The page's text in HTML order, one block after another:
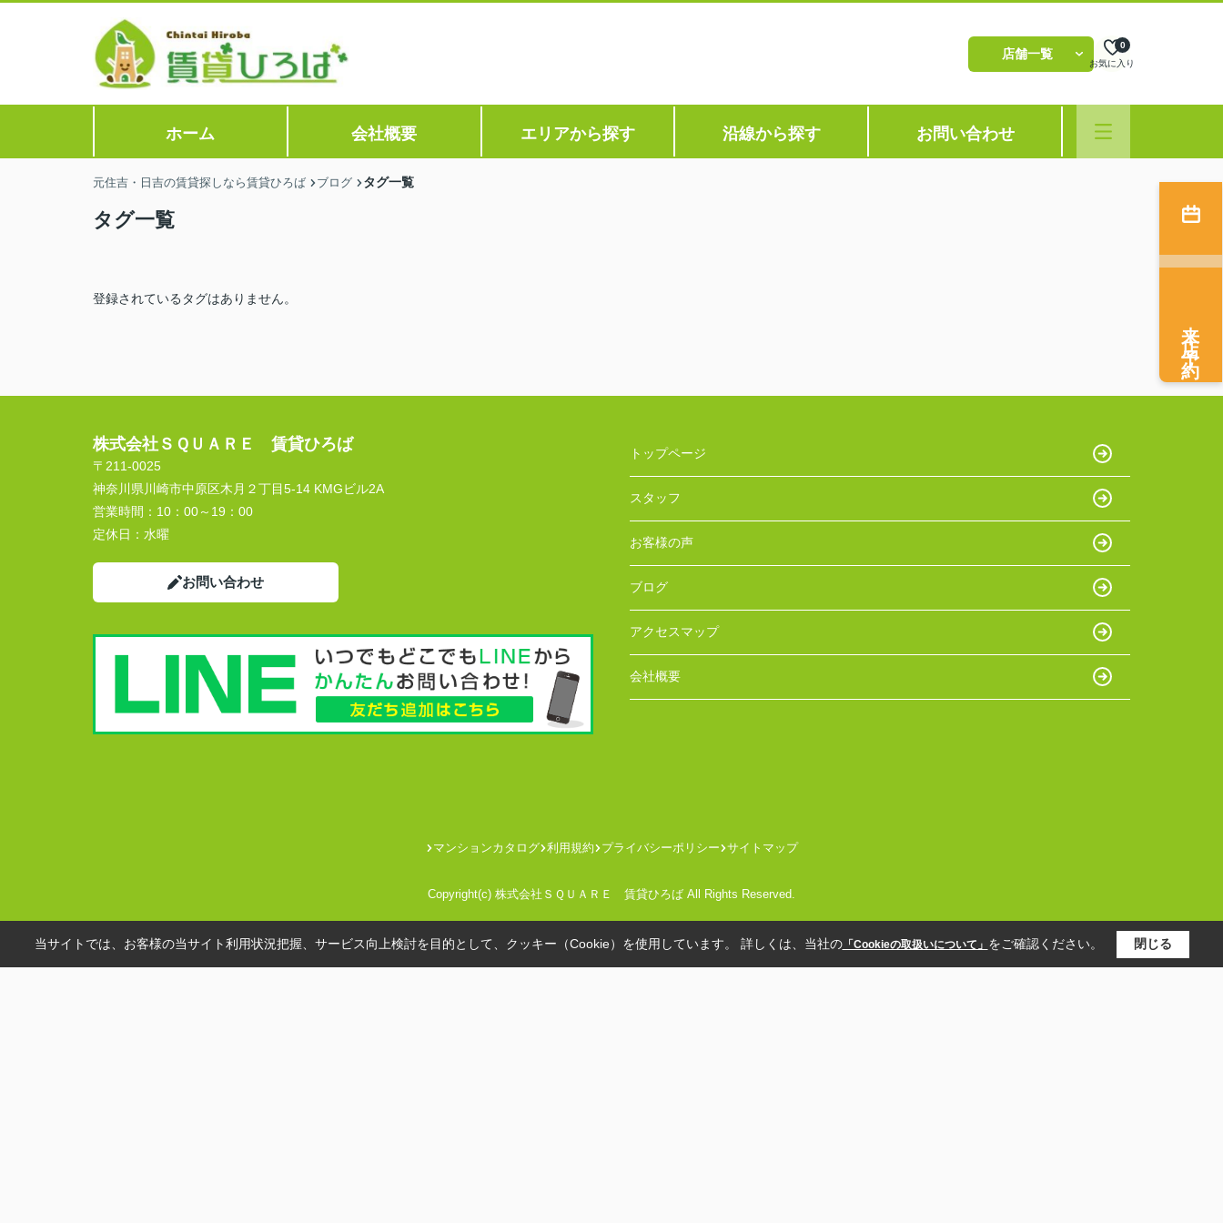
店舗一覧
お気に入り
0
ホーム 会社概要 エリアから探す 沿線から探す お問い合わせ
元住吉・日吉の賃貸探しなら賃貸ひろば ブログ タグ一覧
タグ一覧
登録されているタグはありません。
来店予約
株式会社ＳＱＵＡＲＥ 賃貸ひろば
〒211-0025
神奈川県川崎市中原区木月２丁目5-14 KMGビル2A
営業時間： 10：00～19：00
定休日： 水曜
お問い合わせ
トップページ
スタッフ
お客様の声
ブログ
アクセスマップ
会社概要
マンションカタログ 利用規約 プライバシーポリシー サイトマップ
Copyright(c) 株式会社ＳＱＵＡＲＥ 賃貸ひろば All Rights Reserved.
当サイトでは、お客様の当サイト利用状況把握、サービス向上検討を目的として、クッキー（Cookie）を使用しています。 詳しくは、当社の「Cookieの取扱いについて」 をご確認ください。 閉じる